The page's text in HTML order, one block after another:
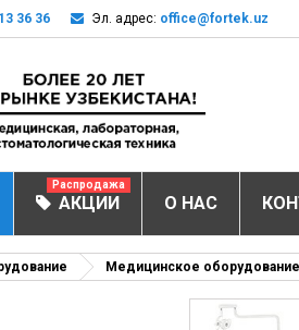
36 36 Эл. адрес: office@fortek.uz
МЕДИЦИНСКОЕ
Анализаторы
АКЦИИ
Распродажа
О НАС
Медицинское оборудование